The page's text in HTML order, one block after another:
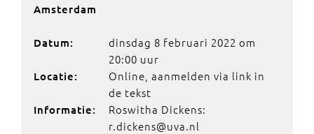
Amsterdam
Datum:
dinsdag 8 februari 2022 om
20:00 uur
Locatie:
Online, aanmelden via link in
de tekst
Informatie:
Roswitha Dickens:
r.dickens@uva.nl